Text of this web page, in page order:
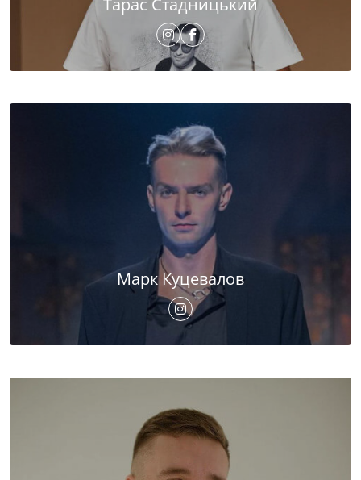
Тарас Стадницький
Марк Куцевалов